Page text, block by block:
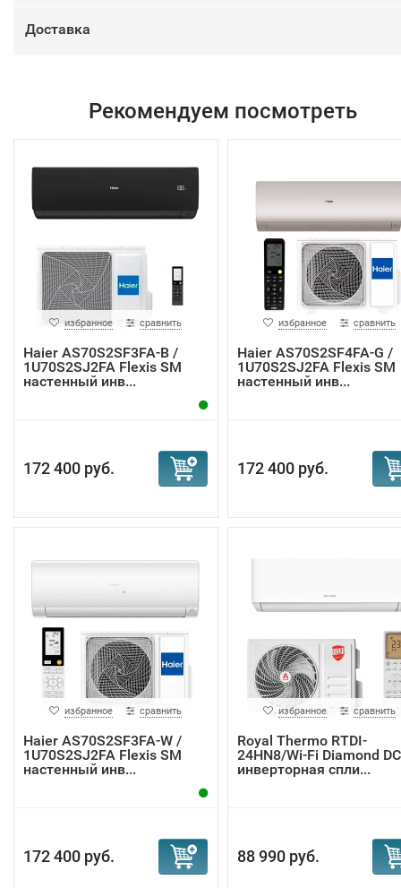
Доставка
Рекомендуем посмотреть
избранное сравнить
Haier AS70S2SF3FA-B /
1U70S2SJ2FA Flexis SM
настенный инв...
172 400 руб.
избранное сравнить
Haier AS70S2SF4FA-G /
1U70S2SJ2FA Flexis SM
настенный инв...
172 400 руб.
избранное сравнить
Haier AS70S2SF3FA-W /
1U70S2SJ2FA Flexis SM
настенный инв...
172 400 руб.
избранное сравнить
Royal Thermo RTDI-
24HN8/Wi-Fi Diamond DC
инверторная спли...
88 990 руб.